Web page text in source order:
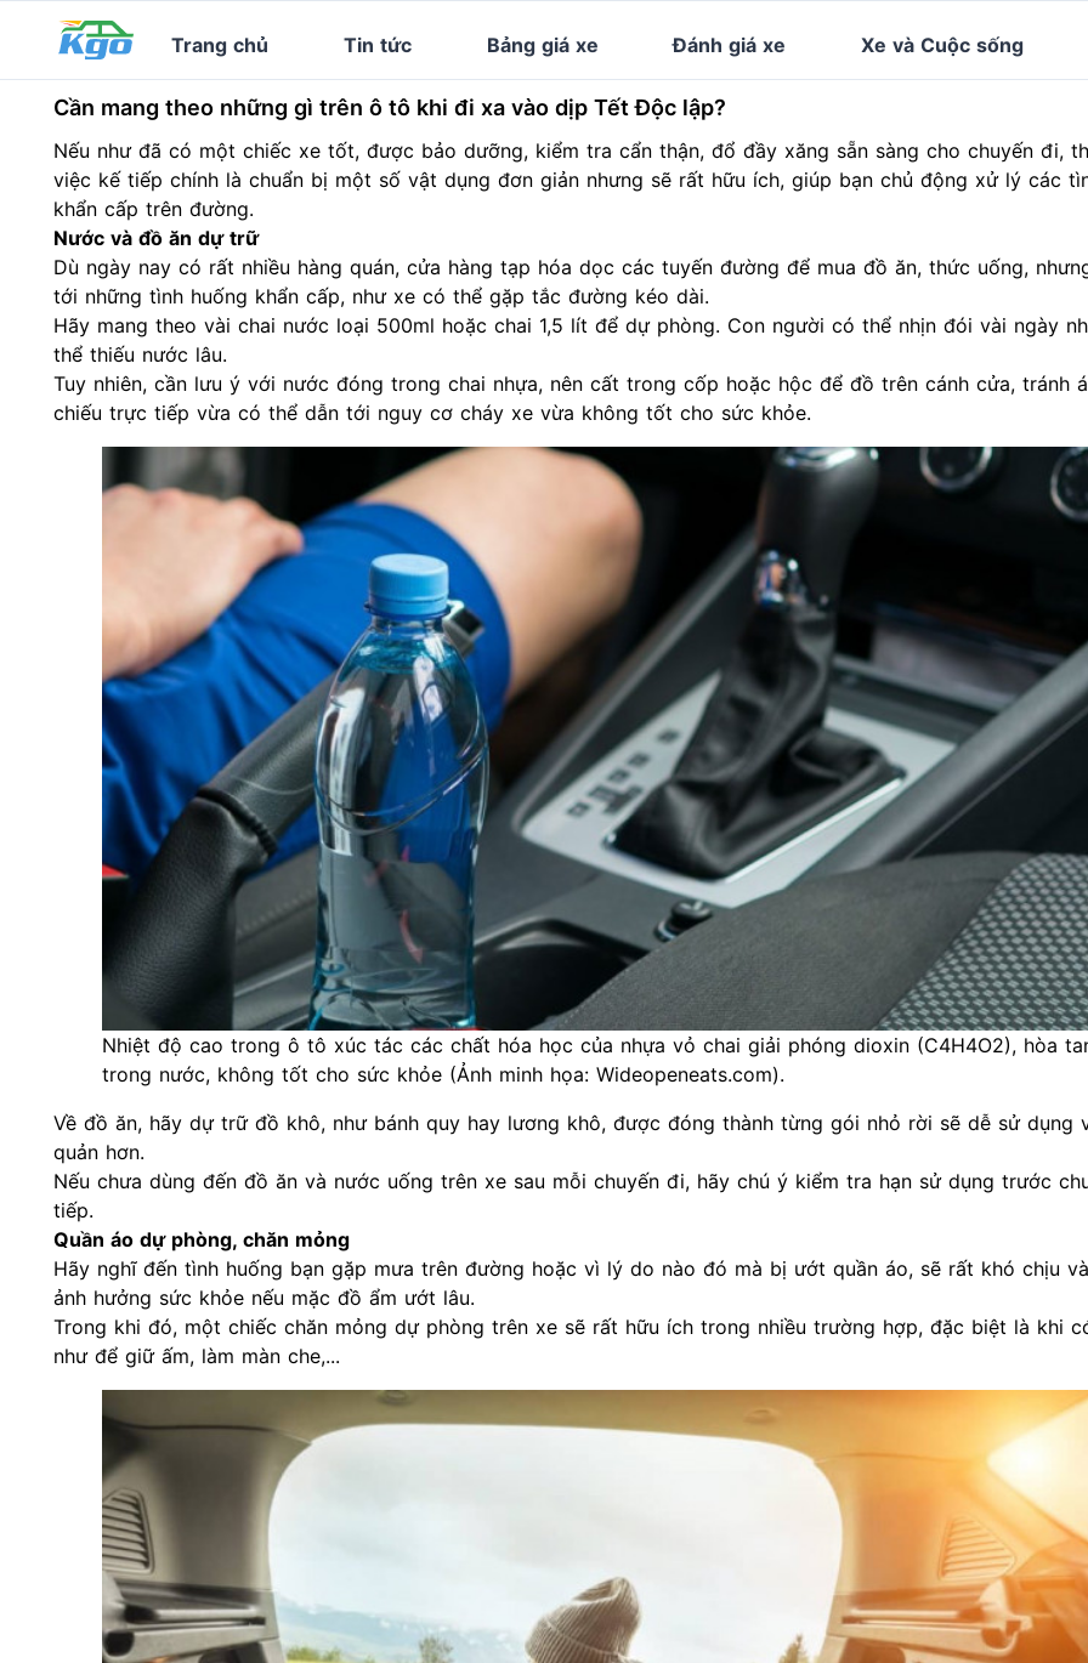
Trang chủ Tin tức Bảng giá xe Đánh giá xe Xe và Cuộc sống
Cần mang theo những gì trên ô tô khi đi xa vào dịp Tết Độc lập?
Nếu như đã có một chiếc xe tốt, được bảo dưỡng, kiểm tra cẩn thận, đổ đầy xăng sẵn sàng cho chuyến đi,
việc kế tiếp chính là chuẩn bị một số vật dụng đơn giản nhưng sẽ rất hữu ích, giúp bạn chủ động xử lý các
khẩn cấp trên đường.
Nước và đồ ăn dự trữ
Dù ngày nay có rất nhiều hàng quán, cửa hàng tạp hóa dọc các tuyến đường để mua đồ ăn, thức uống,
tới những tình huống khẩn cấp, như xe có thể gặp tắc đường kéo dài.
Hãy mang theo vài chai nước loại 500ml hoặc chai 1,5 lít để dự phòng. Con người có thể nhịn đói vài ngày
thể thiếu nước lâu.
Tuy nhiên, cần lưu ý với nước đóng trong chai nhựa, nên cất trong cốp hoặc hộc để đồ trên cánh cửa, tránh
chiếu trực tiếp vừa có thể dẫn tới nguy cơ cháy xe vừa không tốt cho sức khỏe.
Nhiệt độ cao trong ô tô xúc tác các chất hóa học của nhựa vỏ chai giải phóng dioxin (C4H4O2), hòa
trong nước, không tốt cho sức khỏe (Ảnh minh họa: Wideopeneats.com).
Về đồ ăn, hãy dự trữ đồ khô, như bánh quy hay lương khô, được đóng thành từng gói nhỏ rời sẽ dễ sử dụng
quản hơn.
Nếu chưa dùng đến đồ ăn và nước uống trên xe sau mỗi chuyến đi, hãy chú ý kiểm tra hạn sử dụng trước
tiếp.
Quần áo dự phòng, chăn mỏng
Hãy nghĩ đến tình huống bạn gặp mưa trên đường hoặc vì lý do nào đó mà bị ướt quần áo, sẽ rất khó chịu
ảnh hưởng sức khỏe nếu mặc đồ ẩm ướt lâu.
Trong khi đó, một chiếc chăn mỏng dự phòng trên xe sẽ rất hữu ích trong nhiều trường hợp, đặc biệt là khi
như để giữ ấm, làm màn che,...